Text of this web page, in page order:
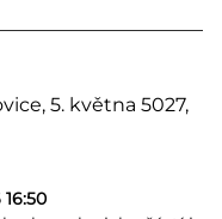
5. května 5027,